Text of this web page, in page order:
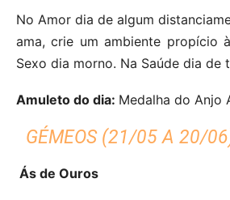
No Amor dia de algum
ama, crie um ambiente propício
Sexo dia morno. Na Saúde dia de
Amuleto do dia: Medalha do Anjo
GÉMEOS (21/05 A 20/
Ás de Ouros